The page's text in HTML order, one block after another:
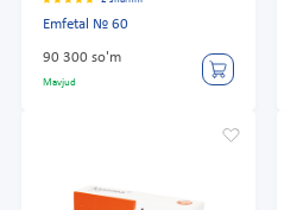
Emfetal № 60
90 300 so'm
Mavjud